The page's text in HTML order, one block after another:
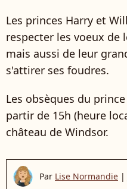
Les princes Harry et
respecter les voeux de
mais aussi de leur
s'attirer ses foudres.
Les obsèques du
partir de 15h (heure
château de Windsor.
Par Lise Normandie |